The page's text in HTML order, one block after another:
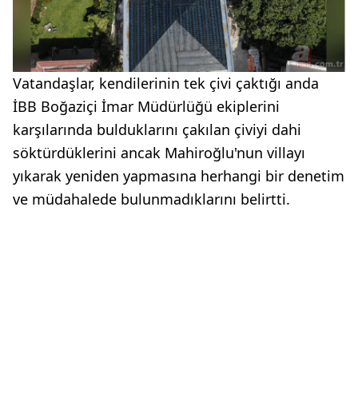
Vatandaşlar, kendilerinin tek çivi çaktığı anda
İBB Boğaziçi İmar Müdürlüğü ekiplerini
karşılarında bulduklarını çakılan çiviyi dahi
söktürdüklerini ancak Mahiroğlu'nun villayı
yıkarak yeniden yapmasına herhangi bir denetim
ve müdahalede bulunmadıklarını belirtti.